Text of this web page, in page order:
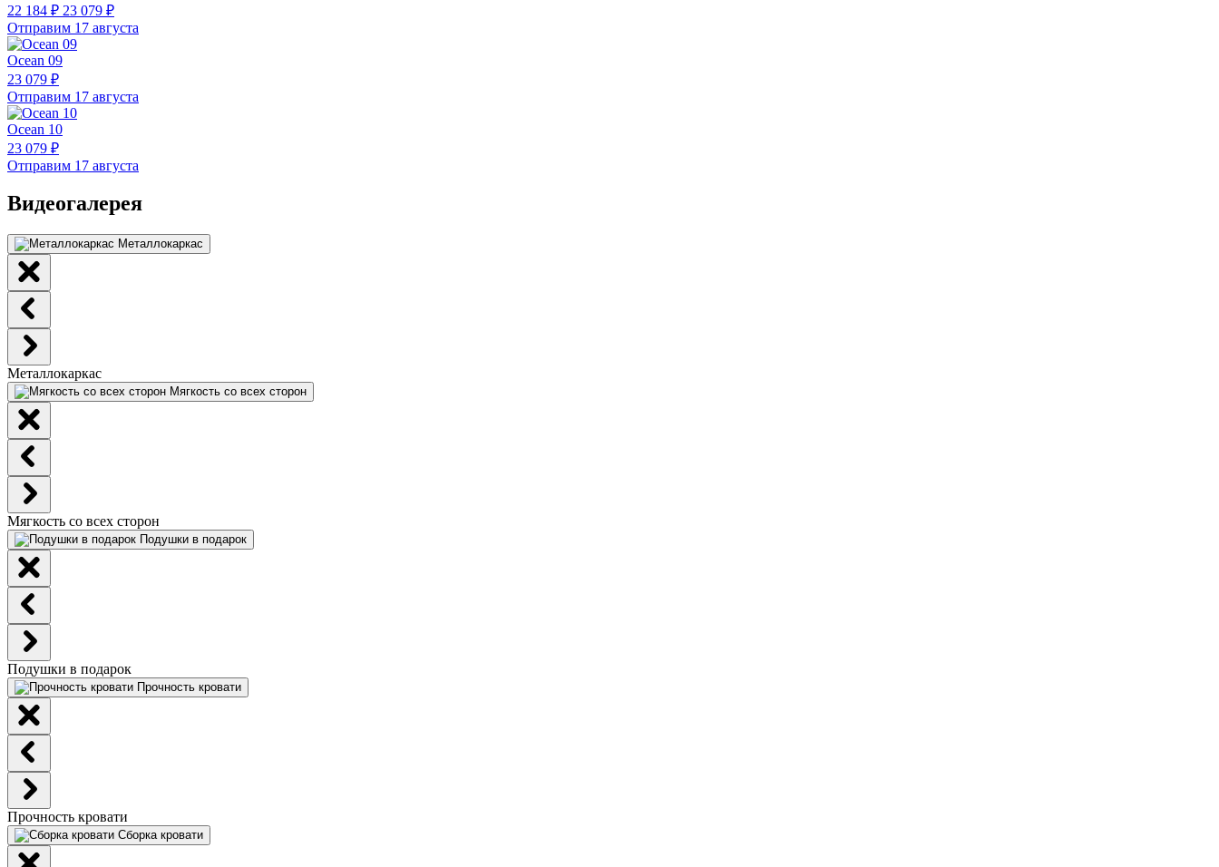
22 184 ₽ 23 079 ₽
Отправим 17 августа
Ocean 09
23 079 ₽
Отправим 17 августа
Ocean 10
23 079 ₽
Отправим 17 августа
Видеогалерея
Металлокаркас
Металлокаркас
Мягкость со всех сторон
Мягкость со всех сторон
Подушки в подарок
Подушки в подарок
Прочность кровати
Прочность кровати
Сборка кровати